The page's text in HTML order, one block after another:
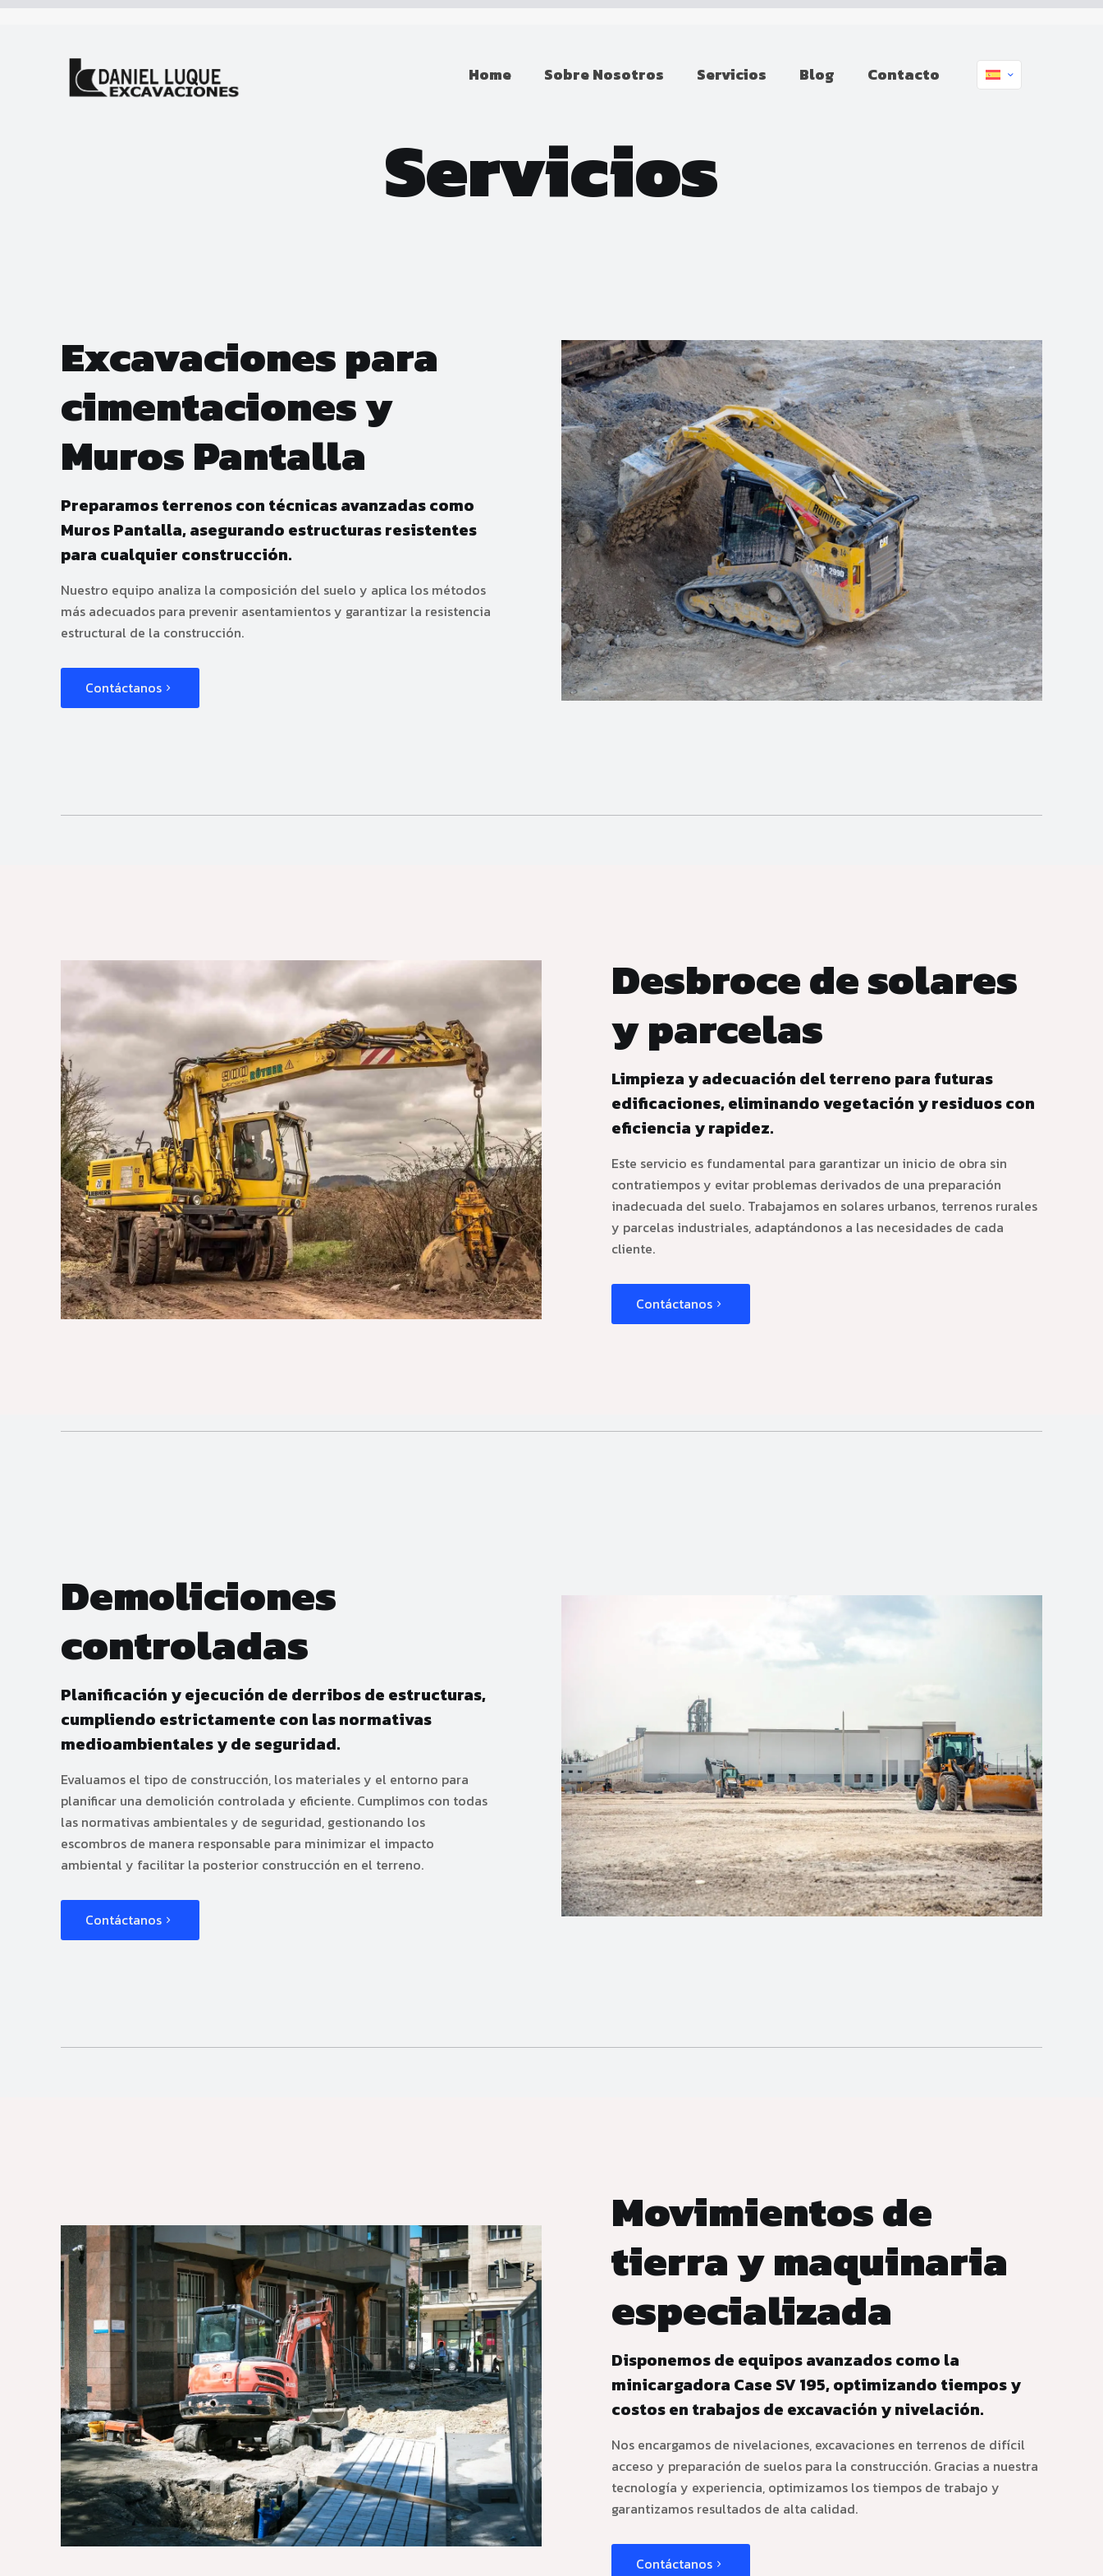
Home Sobre Nosotros Servicios Blog Contacto
Servicios
Excavaciones para
cimentaciones y
Muros Pantalla
Preparamos terrenos con técnicas avanzadas como
Muros Pantalla, asegurando estructuras resistentes
para cualquier construcción.
Nuestro equipo analiza la composición del suelo y aplica los métodos
más adecuados para prevenir asentamientos y garantizar la resistencia
estructural de la construcción.
Contáctanos
Desbroce de solares
y parcelas
Limpieza y adecuación del terreno para futuras
edificaciones, eliminando vegetación y residuos con
eficiencia y rapidez.
Este servicio es fundamental para garantizar un inicio de obra sin
contratiempos y evitar problemas derivados de una preparación
inadecuada del suelo. Trabajamos en solares urbanos, terrenos rurales
y parcelas industriales, adaptándonos a las necesidades de cada
cliente.
Contáctanos
Demoliciones
controladas
Planificación y ejecución de derribos de estructuras,
cumpliendo estrictamente con las normativas
medioambientales y de seguridad.
Evaluamos el tipo de construcción, los materiales y el entorno para
planificar una demolición controlada y eficiente. Cumplimos con todas
las normativas ambientales y de seguridad, gestionando los
escombros de manera responsable para minimizar el impacto
ambiental y facilitar la posterior construcción en el terreno.
Contáctanos
Movimientos de
tierra y maquinaria
especializada
Disponemos de equipos avanzados como la
minicargadora Case SV 195, optimizando tiempos y
costos en trabajos de excavación y nivelación.
Nos encargamos de nivelaciones, excavaciones en terrenos de difícil
acceso y preparación de suelos para la construcción. Gracias a nuestra
tecnología y experiencia, optimizamos los tiempos de trabajo y
garantizamos resultados de alta calidad.
Contáctanos